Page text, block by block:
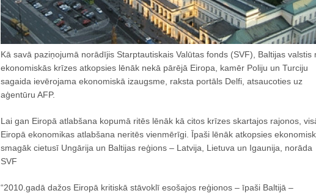
Kā savā paziņojumā norādījis Starptautiskais Valūtas fonds (SVF), Baltijas valstis
ekonomiskās krīzes atkopsies lēnāk nekā pārējā Eiropa, kamēr Poliju un Turciju
sagaida ievērojama ekonomiskā izaugsme, raksta portāls Delfi, atsaucoties uz
aģentūru AFP.
Lai gan Eiropā atlabšana kopumā ritēs lēnāk kā citos krīzes skartajos rajonos,
Eiropā ekonomikas atlabšana neritēs vienmērīgi. Īpaši lēnāk atkopsies
smagāk cietusī Ungārija un Baltijas reģions – Latvija, Lietuva un Igaunija, norāda
SVF
“2010.gadā dažos Eiropā kritiskā stāvoklī esošajos reģionos – īpaši Baltijā –